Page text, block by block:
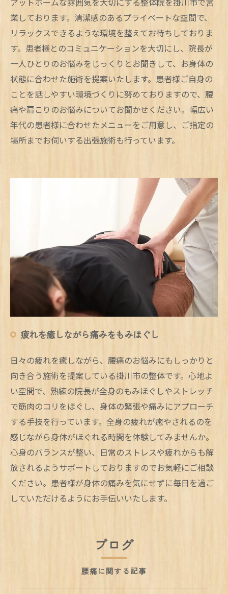
業しております。清潔感のあるプライベートな空間で、
リラックスできるような環境を整えてお待ちしておりま
す。患者様とのコミュニケーションを大切にし、院長が
一人ひとりのお悩みをじっくりとお聞きして、お身体の
状態に合わせた施術を提案いたします。患者様ご自身の
ことを話しやすい環境づくりに努めておりますので、腰
痛や肩こりのお悩みについてお聞かせください。幅広い
年代の患者様に合わせたメニューをご用意し、ご指定の
場所までお伺いする出張施術も行っています。
疲れを癒しながら痛みをもみほぐし
日々の疲れを癒しながら、腰痛のお悩みにもしっかりと
向き合う施術を提案している掛川市の整体です。心地よ
い空間で、熟練の院長が全身のもみほぐしやストレッチ
で筋肉のコリをほぐし、身体の緊張や痛みにアプローチ
する手技を行っています。全身の疲れが癒やされるのを
感じながら身体がほぐれる時間を体験してみませんか。
心身のバランスが整い、日常のストレスや疲れからも解
放されるようサポートしておりますのでお気軽にご相談
ください。患者様が身体の痛みを気にせずに毎日を過ご
していただけるようにお手伝いいたします。
ブログ
腰痛に関する記事